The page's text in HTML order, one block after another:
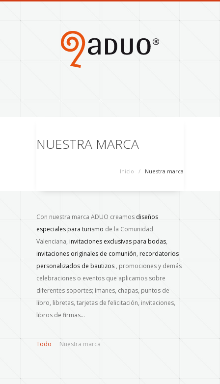
NUESTRA MARCA
Inicio / Nuestra marca
Con nuestra marca ADUO creamos diseños
especiales para turismo de la Comunidad
Valenciana, invitaciones exclusivas para bodas,
invitaciones originales de comunión, recordatorios
personalizados de bautizos , promociones y demás
celebraciones o eventos que aplicamos sobre
diferentes soportes; imanes, chapas, puntos de
libro, libretas, tarjetas de felicitación, invitaciones,
libros de firmas…
Todo Nuestra marca